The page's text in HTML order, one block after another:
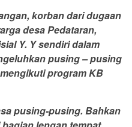
korban dari dugaan
desa Pedataran,
Y. Y sendiri dalam
pusing – pusing
program KB
pusing-pusing. Bahkan